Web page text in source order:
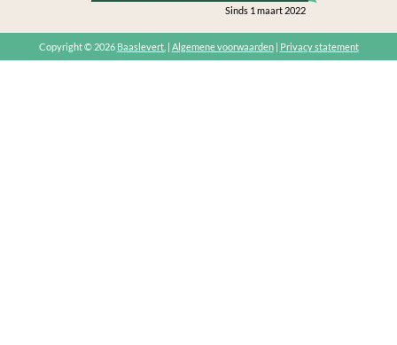
Sinds 1 maart 2022
Copyright © 2026 Baaslevert. Algemene voorwaarden| Privacy statement